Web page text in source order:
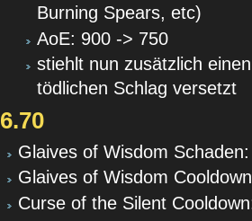
Burning Spears, etc)
AoE: 900 -> 750
stiehlt nun zusätzlich
tödlichen Schlag versetzt
6.70
Glaives of Wisdom
Glaives of Wisdom
Curse of the Silent